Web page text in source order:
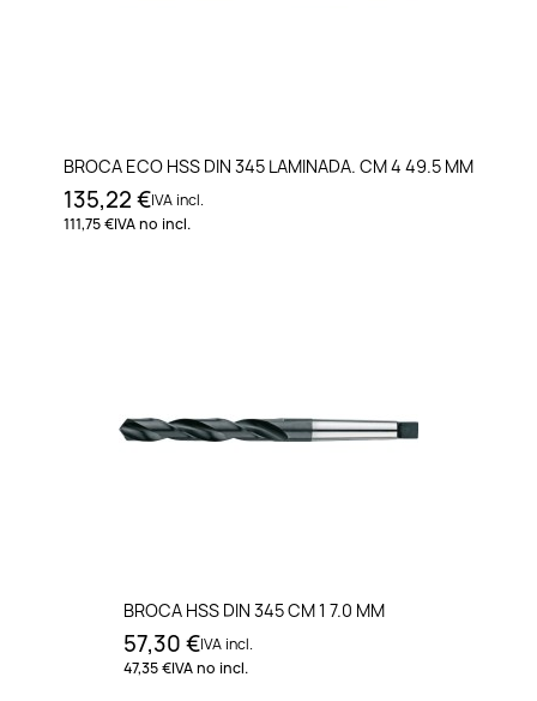
BROCA ECO HSS DIN 345 LAMINADA. CM 4 49.5 MM
135,22 €IVA incl.
111,75 €IVA no incl.
BROCA HSS DIN 345 CM 1 7.0 MM
57,30 €IVA incl.
47,35 €IVA no incl.